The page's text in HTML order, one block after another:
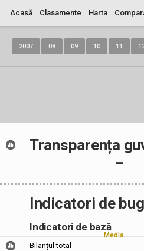
Acasă Clasamente Harta
2007 08 09 10 11
Transparența
–
Indicatori de
Indicatori de bază
Media
Bilanțul total